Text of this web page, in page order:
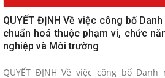
QUYẾT ĐỊNH Về việc công bố
chuẩn hoá thuộc phạm vi, chức
nghiệp và Môi trường
QUYẾT ĐỊNH Về việc công bố